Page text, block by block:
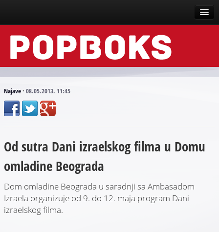
Vesti
Događaji
Tekstovi
Scena
Arhive
Najave· 08.05.2013. 11:45
Od sutra Dani izraelskog filma u Domu
omladine Beograda
Dom omladine Beograda u saradnji sa Ambasadom
Izraela organizuje od 9. do 12. maja program Dani
izraelskog filma.